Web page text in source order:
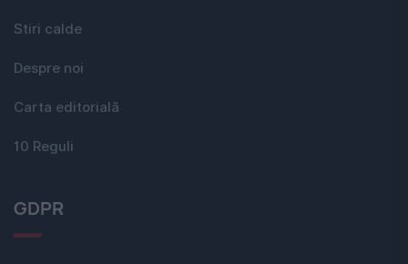
Stiri calde
Despre noi
Carta editorială
10 Reguli
GDPR